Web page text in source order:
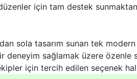
için tam destek
sola tasarım sunan tek modern
deneyim sağlamak üzere özenle
için tercih edilen seçenek